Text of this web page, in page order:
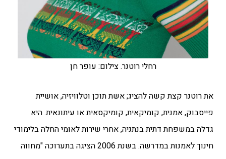
רחלי רוטנר. צילום: עופר חן
את רוטנר קצת קשה להציג; אשת תוכן וטלוויזיה,אושיית
פייסבוק,אמנית, קומיקאית, קומיקסאית או עיתונאית. היא
גדלה במשפחת דתית בנתניה, אחרי שירות לאומי החלה בלימודי
חינוך לאמנות במדרשה. בשנת 2006 הציגה בתערוכה "מחווה